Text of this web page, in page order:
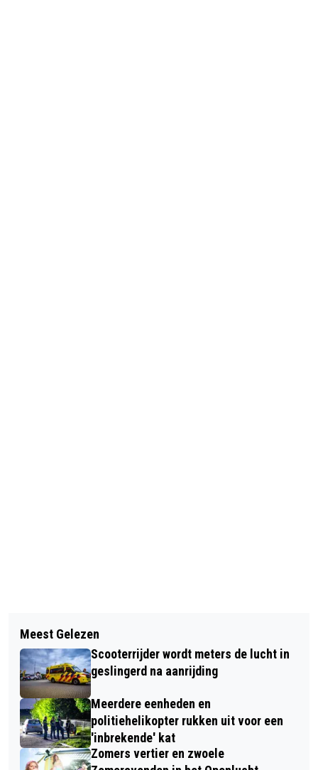
KINDEREN HEBBEN HUN EIGEN PLEK
GEKREGEN OP DE SPOEDEISENDE
HULP
VEILIG VERKEER NEDERLAND
ORGANISEERT VVN OPFRISCURSUS
AUTO
Meest Gelezen
Scooterrijder wordt meters de lucht in
geslingerd na aanrijding
Meerdere eenheden en
politiehelikopter rukken uit voor een
'inbrekende' kat
Zomers vertier en zwoele